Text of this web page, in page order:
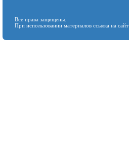
Все права защищены.
При использовании материалов ссылка на сайт